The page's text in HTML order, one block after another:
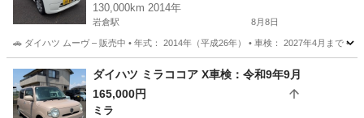
130,000km 2014年
岩倉駅 8月8日
🚗 ダイハツ ムーヴ – 販売中 • 年式： 2014年（平成26年） • 車検： 2027年4月まで •
愛知 岩倉市 岩倉駅 ムーヴ エンジン
ダイハツ ミラココア X車検：令和9年9月
165,000円
ミラ